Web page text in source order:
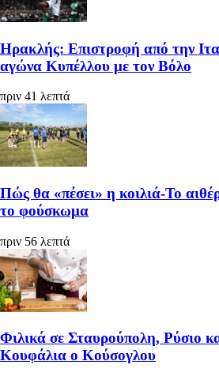
Ηρακλής: Επιστροφή από την
αγώνα Κυπέλλου με τον Βόλο
πριν 41 λεπτά
Πώς θα «πέσει» η κοιλιά-Το
το φούσκωμα
πριν 56 λεπτά
Φιλικά σε Σταυρούπολη, Ρύσιο
Κουφάλια ο Κούσογλου